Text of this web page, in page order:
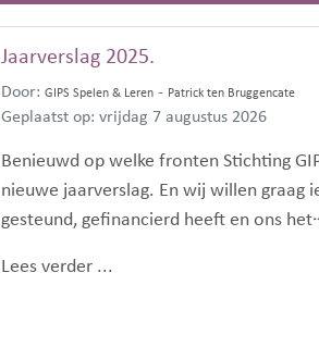
Jaarverslag 2025.
Door: GIPS Spelen & Leren - Patrick ten Bruggencate
Geplaatst op: vrijdag 7 augustus 2026
Benieuwd op welke fronten Stichting
nieuwe jaarverslag. En wij willen graag
gesteund, gefinancierd heeft en ons
Lees verder ...